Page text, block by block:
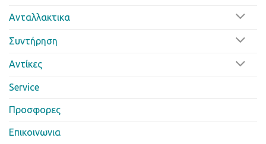
Ανταλλακτικα
Συντήρηση
Αντίκες
Service
Προσφορες
Επικοινωνια